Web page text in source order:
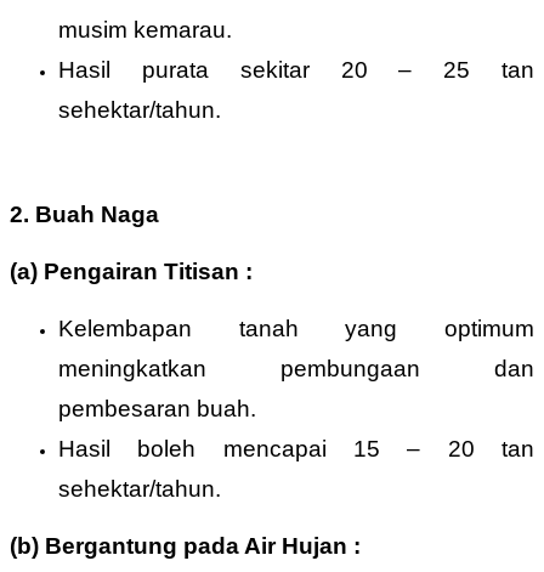
musim kemarau.
Hasil purata sekitar 20 – 25 tan
sehektar/tahun.
2. Buah Naga
(a) Pengairan Titisan :
Kelembapan tanah yang optimum
meningkatkan pembungaan dan
pembesaran buah.
Hasil boleh mencapai 15 – 20 tan
sehektar/tahun.
(b) Bergantung pada Air Hujan :